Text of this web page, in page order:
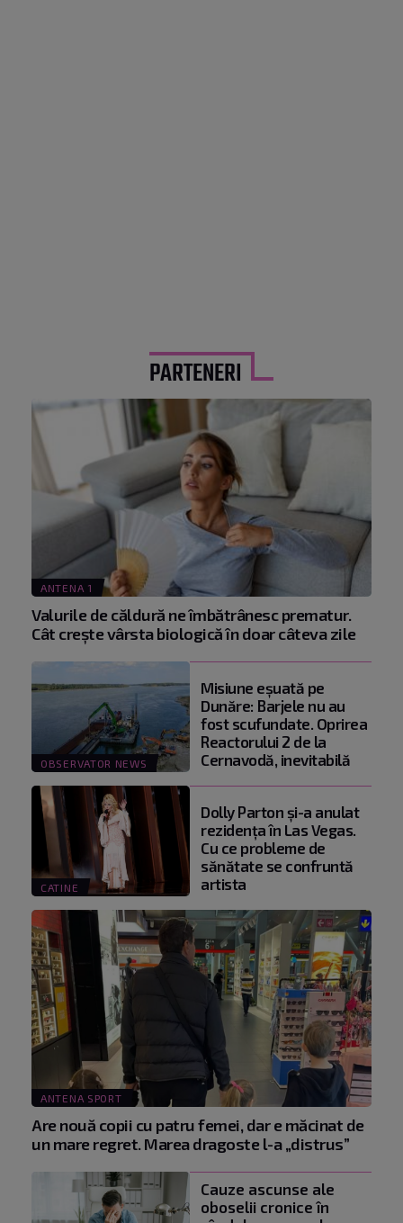
PARTENERI
ANTENA 1
Valurile de căldură ne îmbătrânesc prematur.
Cât crește vârsta biologică în doar câteva zile
OBSERVATOR NEWS
Misiune eșuată pe
Dunăre: Barjele nu au
fost scufundate. Oprirea
Reactorului 2 de la
Cernavodă, inevitabilă
CATINE
Dolly Parton și-a anulat
rezidența în Las Vegas.
Cu ce probleme de
sănătate se confruntă
artista
ANTENA SPORT
Are nouă copii cu patru femei, dar e măcinat de
un mare regret. Marea dragoste l-a „distrus”
Cauze ascunse ale
oboselii cronice în